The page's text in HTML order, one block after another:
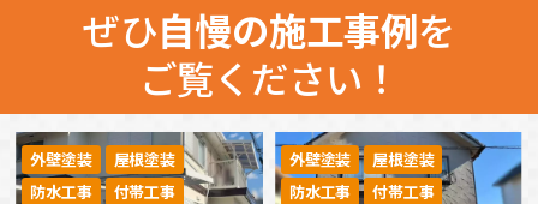
ぜひ自慢の施工事例を
ご覧ください！
外壁塗装
屋根塗装
防水工事
付帯工事
外壁塗装
屋根塗装
防水工事
付帯工事